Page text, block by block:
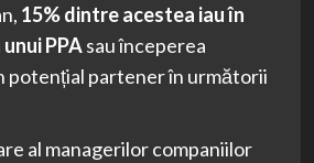
15% dintre acestea iau în
PPAsau începerea
potențial partener în următorii
al managerilor companiilor